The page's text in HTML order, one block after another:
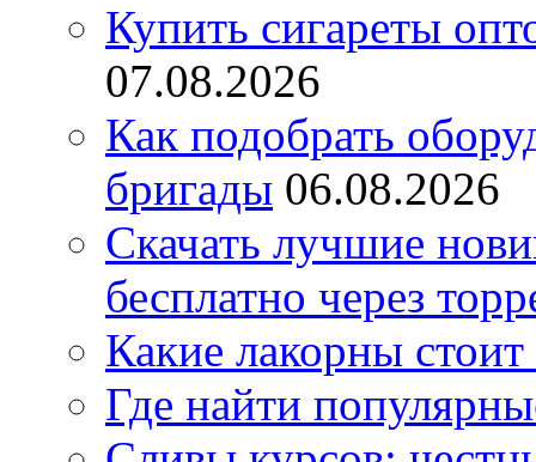
Купить сигареты
07.08.2026
Как подобрать
бригады 06.08.2026
Скачать лучшие
бесплатно через
Какие лакорны стоит
Где найти